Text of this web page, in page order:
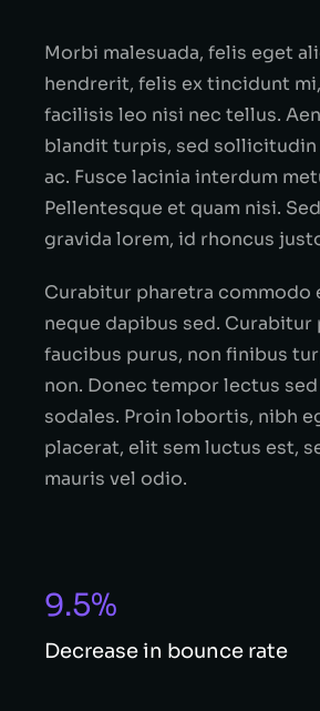
Morbi malesuada, felis eget
hendrerit, felis ex tincidunt
facilisis leo nisi nec tellus.
blandit turpis, sed sollicitudin
ac. Fusce lacinia interdum
Pellentesque et quam nisi.
gravida lorem, id rhoncus
Curabitur pharetra commodo
neque dapibus sed.
faucibus purus, non finibus
non. Donec tempor lectus
sodales. Proin lobortis, nibh
placerat, elit sem luctus est,
mauris vel odio.
9.5%
Decrease in bounce rate